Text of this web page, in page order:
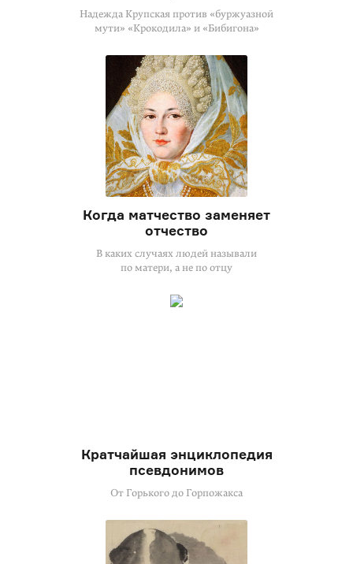
Надежда Крупская против «буржуазной
мути» «Крокодила» и «Бибигона»
Когда матчество заменяет
отчество
В каких случаях людей называли
по матери, а не по отцу
Кратчайшая энциклопедия
псевдонимов
От Горького до Горпожакса